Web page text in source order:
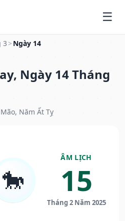
3 > Ngày 14
Ngày 14 Tháng
Năm Ất Tỵ
🐎
ÂM LỊCH
15
Tháng 2 Năm 2025